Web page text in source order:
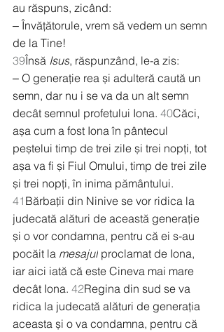
au răspuns, zicând:
‒ Învățătorule, vrem să vedem un semn
de la Tine!
39Însă Isus, răspunzând, le-a zis:
‒ O generație rea și adulteră caută un
semn, dar nu i se va da un alt semn
decât semnul profetului Iona. 40Căci,
așa cum a fost Iona în pântecul
peștelui timp de trei zile și trei nopți, tot
așa va fi și Fiul Omului, timp de trei zile
și trei nopți, în inima pământului.
41 Bărbații din Ninive se vor ridica la
judecată alături de această generație
și o vor condamna, pentru că ei s-au
pocăit la mesajul proclamat de Iona,
iar aici iată că este Cineva mai mare
decât Iona. 42Regina din sud se va
ridica la judecată alături de generația
aceasta și o va condamna, pentru că